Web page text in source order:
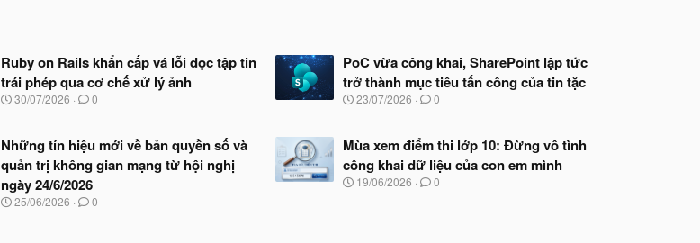
Ruby on Rails khẩn cấp vá lỗi đọc tập tin
trái phép qua cơ chế xử lý ảnh
N
y
b
ắ
t
đ
30/07/2026 0
PoC vừa công khai, SharePoint lập tức
trở thành mục tiêu tấn công của tin tặc
N
y
b
ắ
t
23/07/2026 0
Những tín hiệu mới về bản quyền số và
quản trị không gian mạng từ hội nghị
ngày 24/6/2026
N
25/06/2026 0
Mùa xem điểm thi lớp 10: Đừng vô tình
công khai dữ liệu của con em mình
N
19/06/2026 0